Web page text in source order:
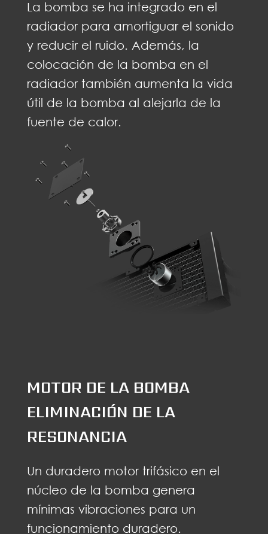
La bomba se ha integrado en el
radiador para amortiguar el sonido
y reducir el ruido. Además, la
colocación de la bomba en el
radiador también aumenta la vida
útil de la bomba al alejarla de la
fuente de calor.
MOTOR DE LA BOMBA
ELIMINACIÓN DE LA
RESONANCIA
Un duradero motor trifásico en el
núcleo de la bomba genera
mínimas vibraciones para un
funcionamiento duradero.